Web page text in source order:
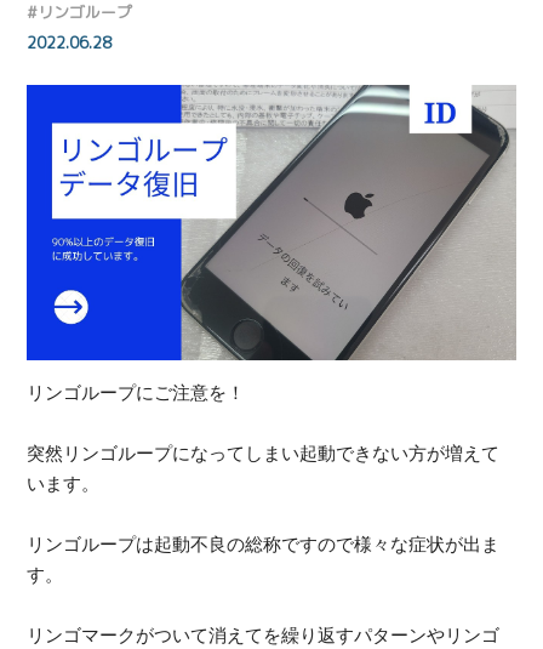
#リンゴループ
2022.06.28
リンゴループにご注意を！
突然リンゴループになってしまい起動できない方が増えて
います。
リンゴループは起動不良の総称ですので様々な症状が出ま
す。
リンゴマークがついて消えてを繰り返すパターンやリンゴ